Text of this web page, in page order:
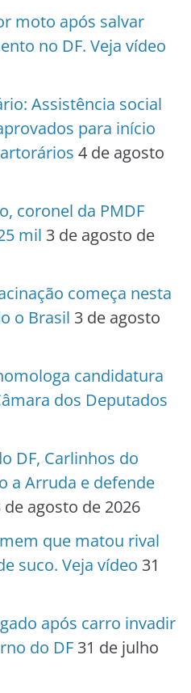
moto após salvar
no DF. Veja vídeo
Assistência social
para início
4 de agosto
coronel da PMDF
mil 3 de agosto de
começa nesta
o Brasil 3 de agosto
candidatura
dos Deputados
DF, Carlinhos do
a Arruda e defende
de agosto de 2026
que matou rival
suco. Veja vídeo 31
após carro invadir
do DF 31 de julho